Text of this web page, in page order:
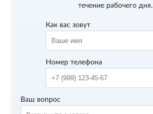
течение рабочего дня.
Как вас зовут
Номер телефона
Ваш вопрос